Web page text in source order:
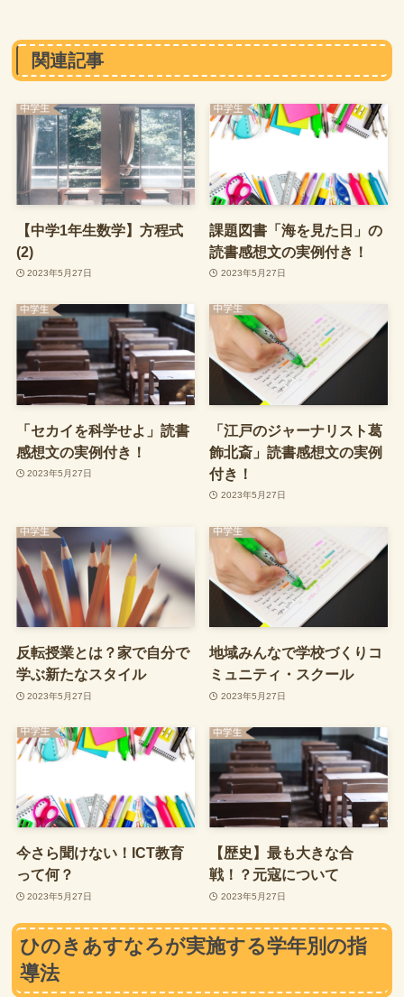
関連記事
【中学1年生数学】方程式
(2)
2023年5月27日
課題図書「海を見た日」の
読書感想文の実例付き！
2023年5月27日
「セカイを科学せよ」読書
感想文の実例付き！
2023年5月27日
「江戸のジャーナリスト葛
飾北斎」読書感想文の実例
付き！
2023年5月27日
反転授業とは？家で自分で
学ぶ新たなスタイル
2023年5月27日
地域みんなで学校づくりコ
ミュニティ・スクール
2023年5月27日
今さら聞けない！ICT教育
って何？
2023年5月27日
【歴史】最も大きな合
戦！？元寇について
2023年5月27日
ひのきあすなろが実施する学年別の指
導法